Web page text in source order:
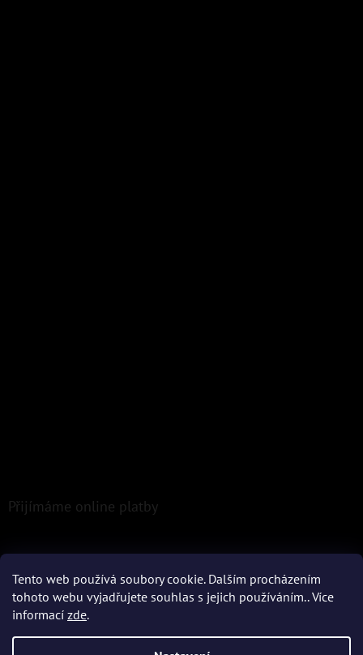
Tento web používá soubory cookie. Dalším procházením
tohoto webu vyjadřujete souhlas s jejich používáním.. Více
informací zde.
Přijímáme online platby